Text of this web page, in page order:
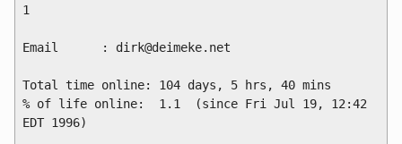
1
Email      : dirk@deimeke.net
Total time online: 104 days, 5 hrs, 40 mins
% of life online:  1.1  (since Fri Jul 19, 12:42
EDT 1996)